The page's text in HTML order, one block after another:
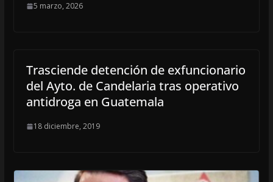
5 marzo, 2026
Trasciende detención de exfuncionario
del Ayto. de Candelaria tras operativo
antidroga en Guatemala
18 diciembre, 2019